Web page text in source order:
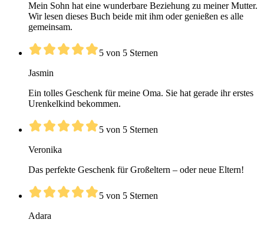
Mein Sohn hat eine wunderbare Beziehung zu meiner Mutter.
Wir lesen dieses Buch beide mit ihm oder genießen es alle
gemeinsam.
5 von 5 Sternen
Jasmin
Ein tolles Geschenk für meine Oma. Sie hat gerade ihr erstes
Urenkelkind bekommen.
5 von 5 Sternen
Veronika
Das perfekte Geschenk für Großeltern – oder neue Eltern!
5 von 5 Sternen
Adara